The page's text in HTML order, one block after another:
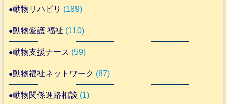
動物リハビリ (189)
動物愛護 福祉 (110)
動物支援ナース (59)
動物福祉ネットワーク (87)
動物関係進路相談 (1)